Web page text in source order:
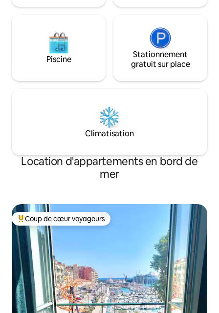
Piscine
Stationnement
gratuit sur place
Climatisation
Location d'appartements en bord de
mer
Coups de cœur voyageurs les plus appréciés
Coup de cœur voyageurs